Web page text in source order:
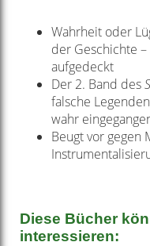
Wahrheit oder
der Geschichte
aufgedeckt
Der 2. Band des
falsche
wahr
Beugt vor gegen
Diese Bücher
interessieren: